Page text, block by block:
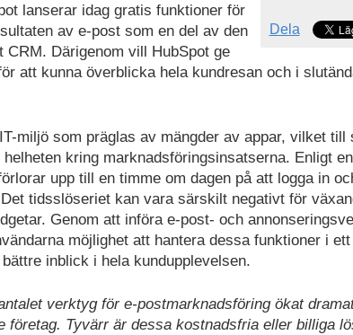
Dela
lanserar idag gratis funktioner för
av e-post som en del av den
Därigenom vill HubSpot ge
att kunna överblicka hela kundresan och i
miljö som präglas av mängder av appar, vilket
kring marknadsföringsinsatserna. Enligt
upp till en timme om dagen på att logga in
tidsslöseriet kan vara särskilt negativt för
Genom att införa e-post- och
möjlighet att hantera dessa funktioner i
inblick i hela kundupplevelsen.
verktyg för e-postmarknadsföring ökat
företag. Tyvärr är dessa kostnadsfria eller billiga